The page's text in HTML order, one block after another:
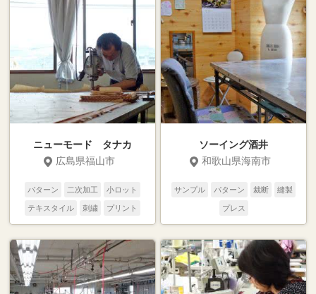
ニューモード タナカ
広島県福山市
パターン 二次加工 小ロット
テキスタイル 刺繍 プリント
縫製 裁断 サンプル
ソーイング酒井
和歌山県海南市
サンプル パターン 裁断 縫製
プレス